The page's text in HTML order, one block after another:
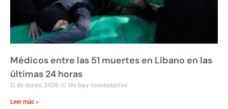
Médicos entre las 51 muertes en Líbano en las
últimas 24 horas
11 de mayo, 2026 No hay comentarios
Leer más »